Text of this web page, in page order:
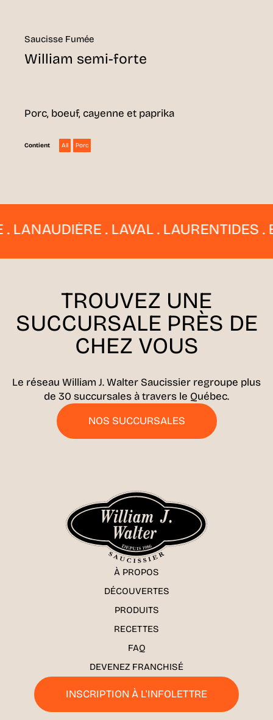
Saucisse Fumée
William semi-forte
Porc, boeuf, cayenne et paprika
Contient Ail Porc
. LAVAL . LAURENTIDES .
TROUVEZ UNE
SUCCURSALE PRÈS DE
CHEZ VOUS
Le réseau William J. Walter Saucissier regroupe plus
de 30 succursales à travers le Québec.
NOS SUCCURSALES
À PROPOS
DÉCOUVERTES
PRODUITS
RECETTES
FAQ
DEVENEZ FRANCHISÉ
INSCRIPTION À L'INFOLETTRE